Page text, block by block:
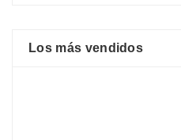
Los más vendidos